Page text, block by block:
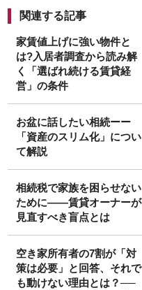
関連する記事
家賃値上げに強い物件と
は?入居者調査から読み解
く「選ばれ続ける賃貸経
営」の条件
お盆に話したい相続ーー
「資産のスリム化」につい
て解説
相続税で家族を困らせない
ために――賃貸オーナーが
見直すべき盲点とは
空き家所有者の7割が「対
策は必要」と回答、それで
も動けない理由とは？──